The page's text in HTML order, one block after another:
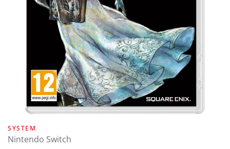
SYSTEM
Nintendo Switch